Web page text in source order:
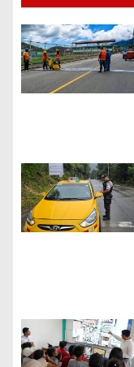
d
e
e
t
r
a
s